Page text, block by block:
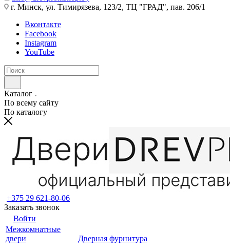
г. Минск, ул. Тимирязева, 123/2, ТЦ "ГРАД", пав. 206/1
Вконтакте
Facebook
Instagram
YouTube
Каталог
По всему сайту
По каталогу
+375 29 621-80-06
Заказать звонок
Войти
Межкомнатные
двери
Дверная фурнитура